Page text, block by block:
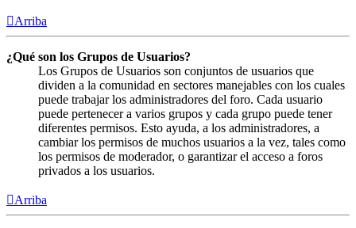
Arriba
¿Qué son los Grupos de Usuarios?
Los Grupos de Usuarios son conjuntos de usuarios que
dividen a la comunidad en sectores manejables con los cuales
puede trabajar los administradores del foro. Cada usuario
puede pertenecer a varios grupos y cada grupo puede tener
diferentes permisos. Esto ayuda, a los administradores, a
cambiar los permisos de muchos usuarios a la vez, tales como
los permisos de moderador, o garantizar el acceso a foros
privados a los usuarios.
Arriba